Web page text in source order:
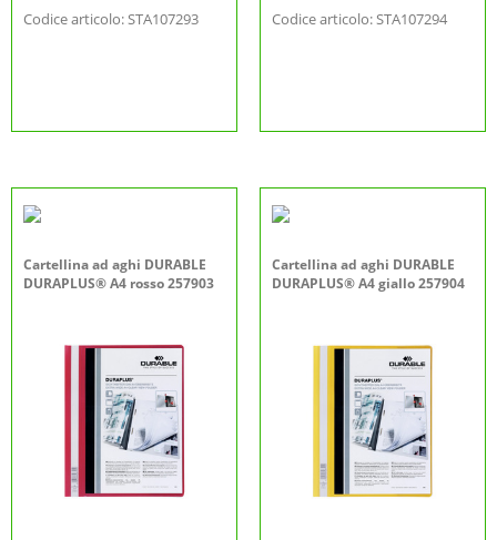
Codice articolo: STA107293 Codice articolo: STA107294
Cartellina ad aghi DURABLE
DURAPLUS® A4 rosso 257903
Cartellina ad aghi DURABLE
DURAPLUS® A4 giallo 257904